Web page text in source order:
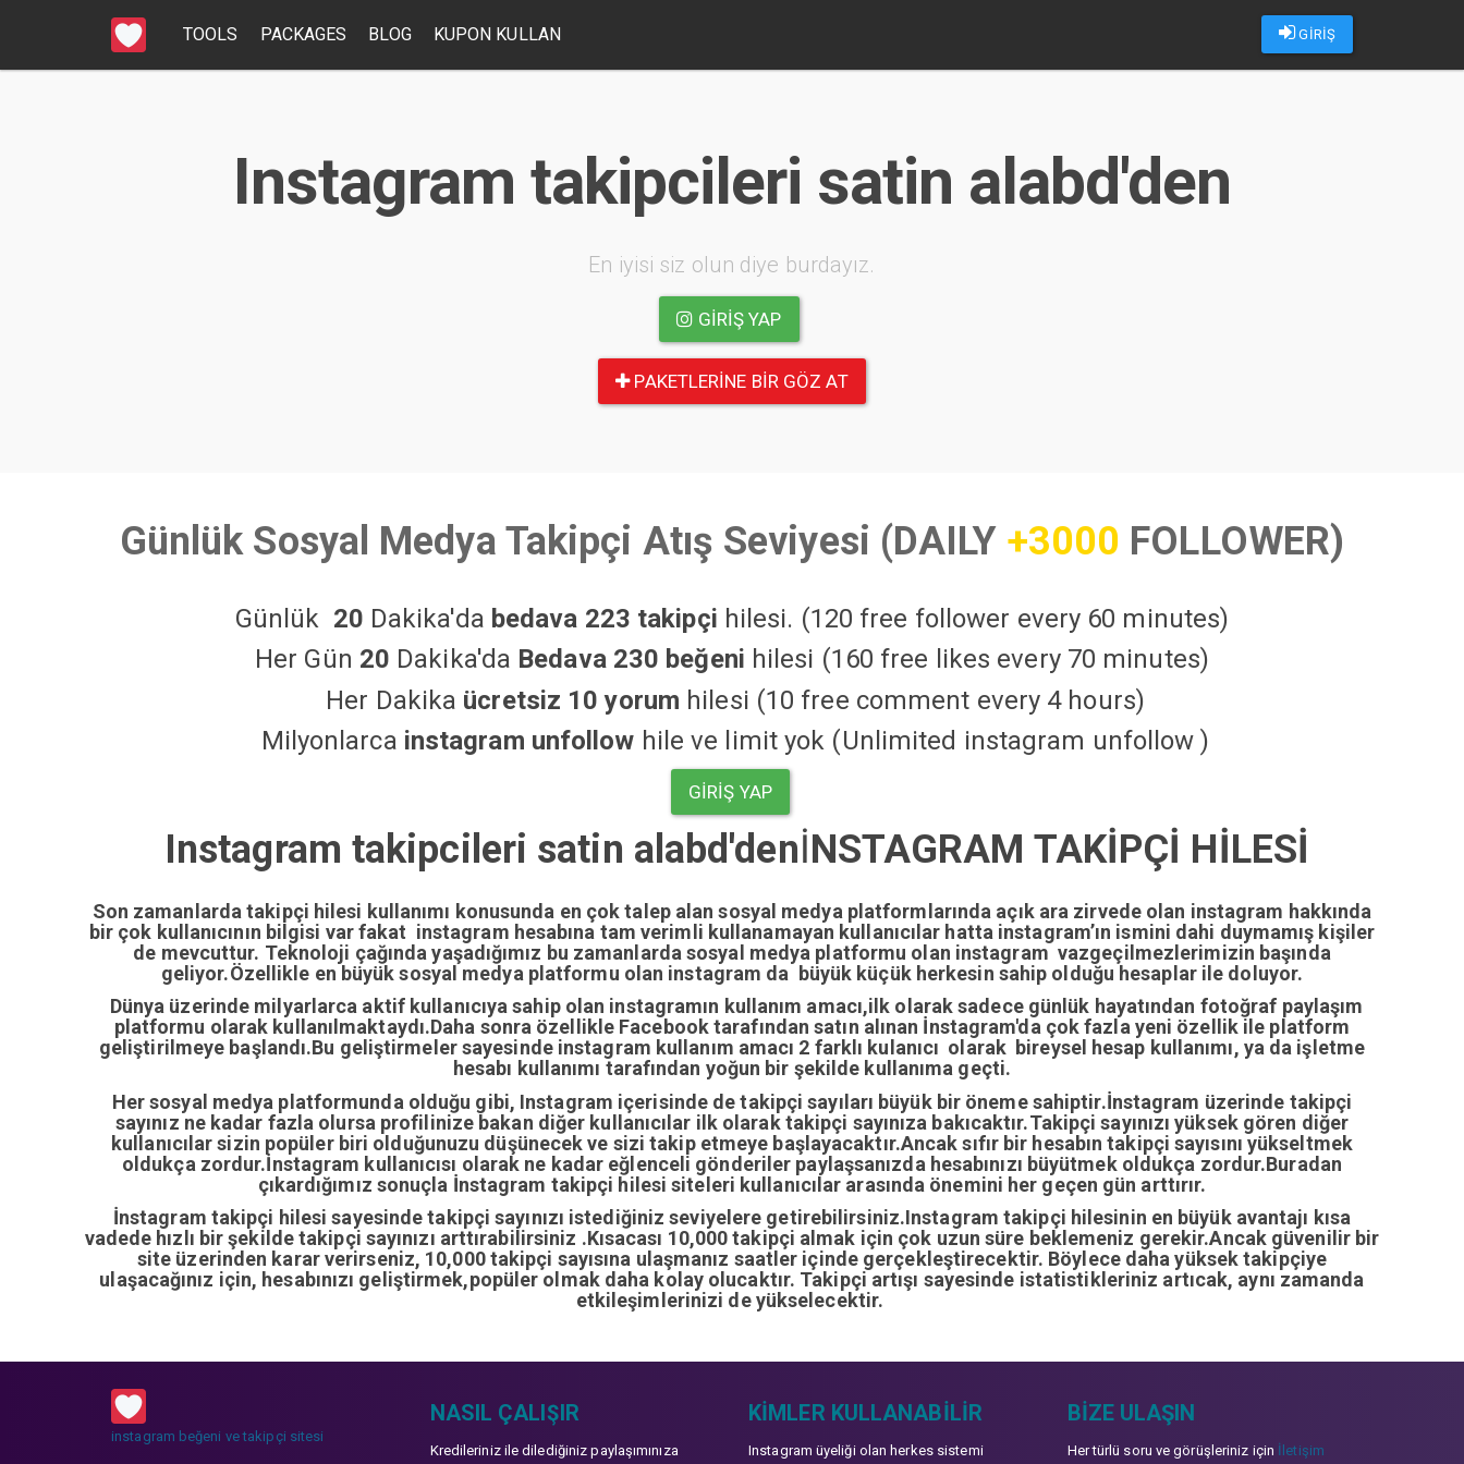
GİRİŞ
TOOLS PACKAGES BLOG KUPON KULLAN
Instagram takipcileri satin alabd'den
En iyisi siz olun diye burdayız.
GIRIŞ YAP
PAKETLERINE BIR GÖZ AT
Günlük Sosyal Medya Takipçi Atış Seviyesi (DAILY +3000 FOLLOWER)
Günlük 20 Dakika'da bedava 223 takipçi hilesi. (120 free follower every 60 minutes)
Her Gün 20 Dakika'da Bedava 230 beğeni hilesi (160 free likes every 70 minutes)
Her Dakika ücretsiz 10 yorum hilesi (10 free comment every 4 hours)
Milyonlarca instagram unfollow hile ve limit yok (Unlimited instagram unfollow )
GIRIŞ YAP
Instagram takipcileri satin alabd'denİNSTAGRAM TAKİPÇİ HİLESİ
Son zamanlarda takipçi hilesi kullanımı konusunda en çok talep alan sosyal medya platformlarında açık ara zirvede olan instagram hakkında
bir çok kullanıcının bilgisi var fakat instagram hesabına tam verimli kullanamayan kullanıcılar hatta instagram’ın ismini dahi duymamış kişiler
de mevcuttur. Teknoloji çağında yaşadığımız bu zamanlarda sosyal medya platformu olan instagram vazgeçilmezlerimizin başında
geliyor.Özellikle en büyük sosyal medya platformu olan instagram da büyük küçük herkesin sahip olduğu hesaplar ile doluyor.
Dünya üzerinde milyarlarca aktif kullanıcıya sahip olan instagramın kullanım amacı,ilk olarak sadece günlük hayatından fotoğraf paylaşım
platformu olarak kullanılmaktaydı.Daha sonra özellikle Facebook tarafından satın alınan İnstagram'da çok fazla yeni özellik ile platform
geliştirilmeye başlandı.Bu geliştirmeler sayesinde instagram kullanım amacı 2 farklı kulanıcı olarak bireysel hesap kullanımı, ya da işletme
hesabı kullanımı tarafından yoğun bir şekilde kullanıma geçti.
Her sosyal medya platformunda olduğu gibi, Instagram içerisinde de takipçi sayıları büyük bir öneme sahiptir.İnstagram üzerinde takipçi
sayınız ne kadar fazla olursa profilinize bakan diğer kullanıcılar ilk olarak takipçi sayınıza bakıcaktır.Takipçi sayınızı yüksek gören diğer
kullanıcılar sizin popüler biri olduğunuzu düşünecek ve sizi takip etmeye başlayacaktır.Ancak sıfır bir hesabın takipçi sayısını yükseltmek
oldukça zordur.İnstagram kullanıcısı olarak ne kadar eğlenceli gönderiler paylaşsanızda hesabınızı büyütmek oldukça zordur.Buradan
çıkardığımız sonuçla İnstagram takipçi hilesi siteleri kullanıcılar arasında önemini her geçen gün arttırır.
İnstagram takipçi hilesi sayesinde takipçi sayınızı istediğiniz seviyelere getirebilirsiniz.Instagram takipçi hilesinin en büyük avantajı kısa
vadede hızlı bir şekilde takipçi sayınızı arttırabilirsiniz .Kısacası 10,000 takipçi almak için çok uzun süre beklemeniz gerekir.Ancak güvenilir bir
site üzerinden karar verirseniz, 10,000 takipçi sayısına ulaşmanız saatler içinde gerçekleştirecektir. Böylece daha yüksek takipçiye
ulaşacağınız için, hesabınızı geliştirmek,popüler olmak daha kolay olucaktır. Takipçi artışı sayesinde istatistikleriniz artıcak, aynı zamanda
etkileşimlerinizi de yükselecektir.
instagram beğeni ve takipçi sitesi
NASIL ÇALIŞIR
Kredileriniz ile dilediğiniz paylaşımınıza
KIMLER KULLANABILIR
Instagram üyeliği olan herkes sistemi
BIZE ULAŞIN
Her türlü soru ve görüşleriniz için İletişim